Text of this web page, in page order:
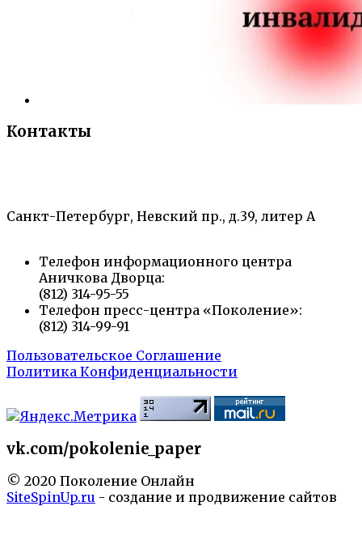
Контакты
Санкт-Петербург, Невский пр., д.39, литер А
Телефон информационного центра
Аничкова Дворца:
(812) 314-95-55
Телефон пресс-центра «Поколение»:
(812) 314-99-91
Пользовательское Соглашение
Политика Конфиденциальности
vk.com/pokolenie_paper
© 2020 Поколение Онлайн
SiteSpinUp.ru - создание и продвижение сайтов